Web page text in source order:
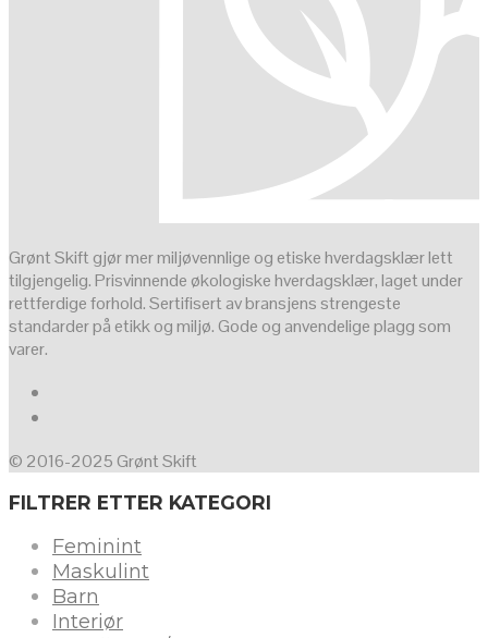
Grønt Skift gjør mer miljøvennlige og etiske hverdagsklær lett
tilgjengelig. Prisvinnende økologiske hverdagsklær, laget under
rettferdige forhold. Sertifisert av bransjens strengeste
standarder på etikk og miljø. Gode og anvendelige plagg som
varer.
© 2016-2025 Grønt Skift
FILTRER ETTER KATEGORI
Feminint
Maskulint
Barn
Interiør